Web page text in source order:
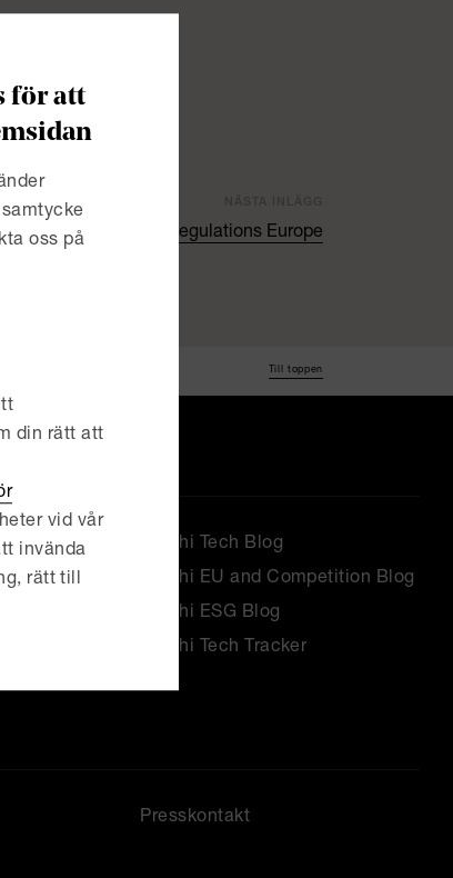
New Trends & Regulations Europe
Till toppen
Delphi Tech Blog
Delphi EU and Competition Blog
Delphi ESG Blog
Delphi Tech Tracker
Presskontakt
för att
oss på
din rätt att
vid vår
invända
rätt till